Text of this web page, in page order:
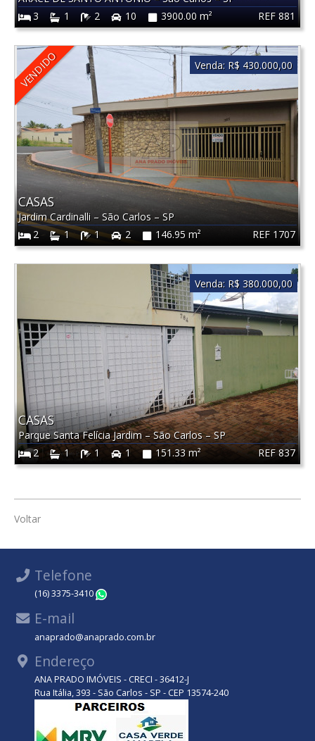
REF 881
3
1 2 10 3900.00 m²
VENDIDO
REF 1707
CASAS
Jardim Cardinalli – São Carlos – SP
2
1 1 2 146.95 m²
Venda: R$ 430.000,00
REF 837
CASAS
Parque Santa Felícia Jardim –São Carlos–SP
2
1 1 1 151.33 m²
Venda: R$ 380.000,00
Voltar
Telefone
(16) 3375-3410
E-mail
anaprado@anaprado.com.br
Endereço
ANA PRADO IMÓVEIS - CRECI - 36412-J
Rua Itália, 393 - São Carlos - SP - CEP 13574-240